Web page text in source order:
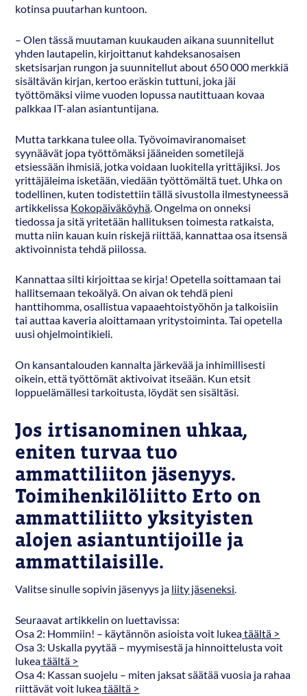
kotinsa puutarhan kuntoon.
– Olen tässä muutaman kuukauden aikana suunnitellut
yhden lautapelin, kirjoittanut kahdeksanosaisen
sketsisarjan rungon ja suunnitellut about 650 000 merkkiä
sisältävän kirjan, kertoo eräskin tuttuni, joka jäi
työttömäksi viime vuoden lopussa nautittuaan kovaa
palkkaa IT-alan asiantuntijana.
Mutta tarkkana tulee olla. Työvoimaviranomaiset
syynäävät jopa työttömäksi jääneiden sometilejä
etsiessään ihmisiä, jotka voidaan luokitella yrittäjiksi. Jos
yrittäjäleima isketään, viedään työttömältä tuet. Uhka on
todellinen, kuten todistettiin tällä sivustolla ilmestyneessä
artikkelissa Kokopäiväköyhä. Ongelma on onneksi
tiedossa ja sitä yritetään hallituksen toimesta ratkaista,
mutta niin kauan kuin riskejä riittää, kannattaa osa itsensä
aktivoinnista tehdä piilossa.
Kannattaa silti kirjoittaa se kirja! Opetella soittamaan tai
hallitsemaan tekoälyä. On aivan ok tehdä pieni
hanttihomma, osallistua vapaaehtoistyöhön ja talkoisiin
tai auttaa kaveria aloittamaan yritystoiminta. Tai opetella
uusi ohjelmointikieli.
On kansantalouden kannalta järkevää ja inhimillisesti
oikein, että työttömät aktivoivat itseään. Kun etsit
loppuelämällesi tarkoitusta, löydät sen sisältäsi.
Jos irtisanominen uhkaa,
eniten turvaa tuo
ammattiliiton jäsenyys.
Toimihenkilöliitto Erto on
ammattiliitto yksityisten
alojen asiantuntijoille ja
ammattilaisille.
Valitse sinulle sopivin jäsenyys ja liity jäseneksi.
Seuraavat artikkelin on luettavissa:
Osa 2: Hommiin! – käytännön asioista voit lukeatäältä >
Osa 3: Uskalla pyytää – myymisestä ja hinnoittelusta voit
lukeatäältä >
Osa 4: Kassan suojelu – miten jaksat säätää vuosia ja rahaa
riittävätvoit lukeatäältä >